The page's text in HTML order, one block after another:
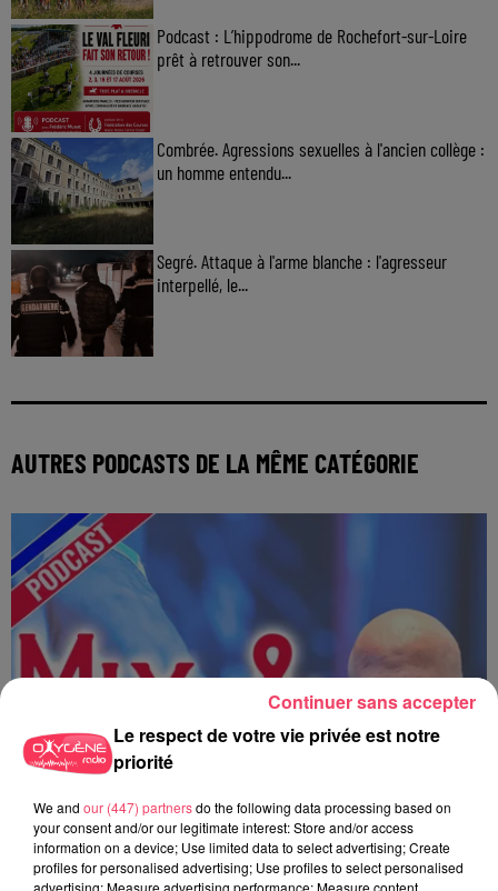
Podcast : L’hippodrome de Rochefort-sur-Loire
prêt à retrouver son...
Combrée. Agressions sexuelles à l'ancien collège :
un homme entendu...
Segré. Attaque à l'arme blanche : l'agresseur
interpellé, le...
AUTRES PODCASTS DE LA MÊME CATÉGORIE
Le respect de votre vie privée est notre
priorité
We and our (447) partnersdo the following data processing based on
your consent and/or our legitimate interest: Store and/or access
information on a device; Use limited data to select advertising; Create
profiles for personalised advertising; Use profiles to select personalised
advertising; Measure advertising performance; Measure content
Continuer sans accepter